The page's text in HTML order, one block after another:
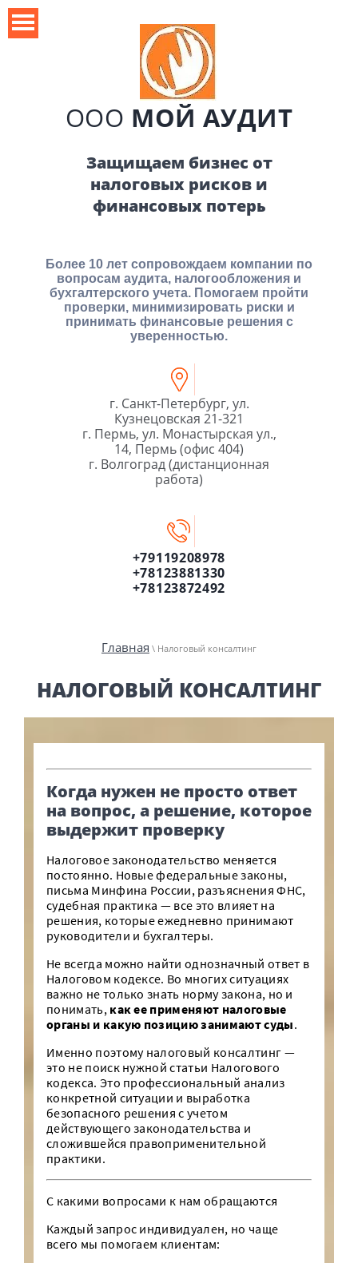
ООО МОЙ АУДИТ
Защищаем бизнес от
налоговых рисков и
финансовых потерь
Более 10 лет сопровождаем компании по
вопросам аудита, налогообложения и
бухгалтерского учета. Помогаем пройти
проверки, минимизировать риски и
принимать финансовые решения с
уверенностью.
г. Санкт-Петербург, ул.
Кузнецовская 21-321
г. Пермь, ул. Монастырская ул.,
14, Пермь (офис 404)
г. Волгоград (дистанционная
работа)
+79119208978
+78123881330
+78123872492
Главная \ Налоговый консалтинг
НАЛОГОВЫЙ КОНСАЛТИНГ
Когда нужен не просто ответ
на вопрос, а решение, которое
выдержит проверку
Налоговое законодательство меняется
постоянно. Новые федеральные законы,
письма Минфина России, разъяснения ФНС,
судебная практика — все это влияет на
решения, которые ежедневно принимают
руководители и бухгалтеры.
Не всегда можно найти однозначный ответ в
Налоговом кодексе. Во многих ситуациях
важно не только знать норму закона, но и
понимать, как ее применяют налоговые
органы и какую позицию занимают суды.
Именно поэтому налоговый консалтинг —
это не поиск нужной статьи Налогового
кодекса. Это профессиональный анализ
конкретной ситуации и выработка
безопасного решения с учетом
действующего законодательства и
сложившейся правоприменительной
практики.
С какими вопросами к нам обращаются
Каждый запрос индивидуален, но чаще
всего мы помогаем клиентам: